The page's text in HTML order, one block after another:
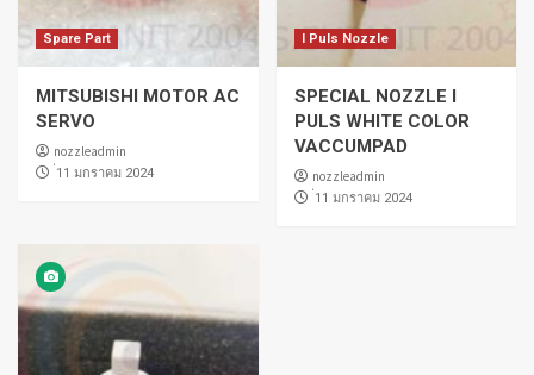
Spare Part
MITSUBISHI MOTOR AC
SERVO
nozzleadmin
่11 มกราคม 2024
I Puls Nozzle
SPECIAL NOZZLE I
PULS WHITE COLOR
VACCUMPAD
nozzleadmin
่11 มกราคม 2024